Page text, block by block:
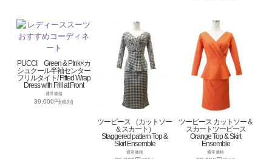
PUCCI Green & PInk×カ
シュクール半袖センター
フリルタイト/ Fitted Wrap
Dress with Frill at Front
通常価格
39,000円(税別)
ツーピース （カットソー
＆スカート）
Staggered pattern Top &
Skirt Ensemble
通常価格
ツーピース カットソー＆
スカートツーピース
Orange Top & Skirt
Ensemble
通常価格